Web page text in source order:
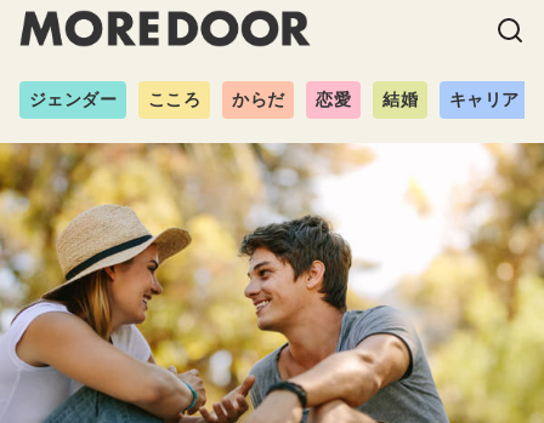
ジェンダー こころ からだ 恋愛 結婚 キャリア